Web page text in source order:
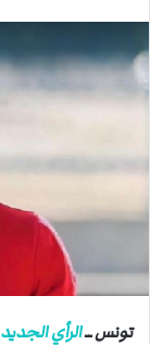
ل
ب
إ
ت
تونس ــالرأي الجديد